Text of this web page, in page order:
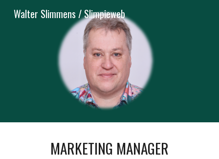
Skip to main content
Walter Slimmens / Slimpieweb
MARKETING MANAGER